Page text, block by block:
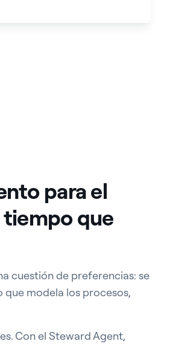
para el
tiempo que
cuestión de preferencias: se
modela los procesos,
Con el Steward Agent,